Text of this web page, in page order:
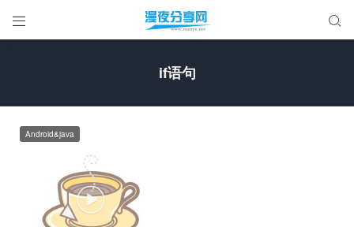
 
if语句

Android&java